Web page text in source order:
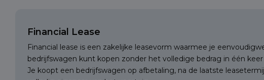
Financial Lease
Financial lease is een zakelijke leasevorm waarmee je
bedrijfswagen kunt kopen zonder het volledige bedrag in één
Je koopt een bedrijfswagen op afbetaling, na de laatste